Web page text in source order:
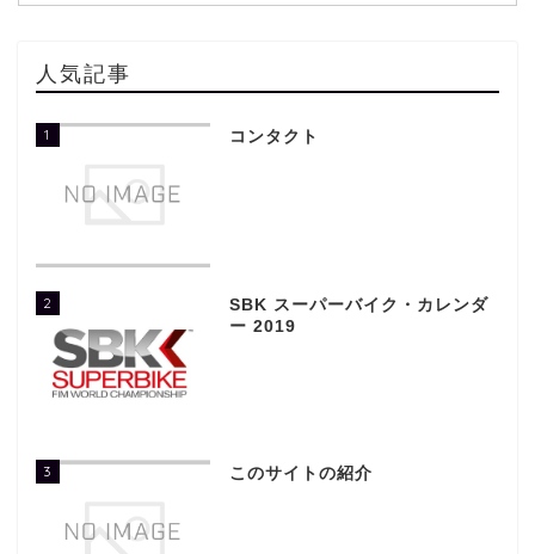
人気記事
1 コンタクト
2
SBK スーパーバイク・カレンダ
ー 2019
3 このサイトの紹介